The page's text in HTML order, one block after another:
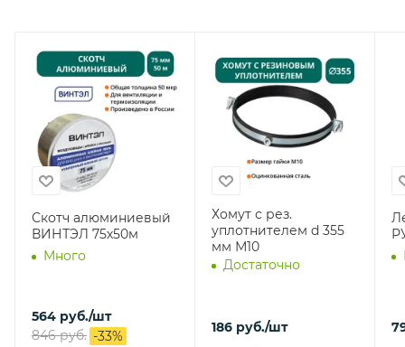
Скотч алюминиевый
ВИНТЭЛ 75х50м
Много
564 руб./шт
846руб. -33%
Хомут с рез.
уплотнителем d 355
мм М10
Достаточно
186 руб./шт